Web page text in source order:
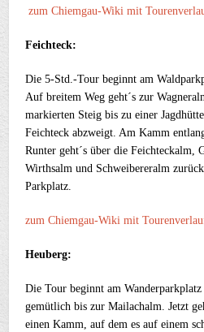
zum Chiemgau-Wiki mit
Feichteck:
Die 5-Std.-Tour beginnt am
Auf breitem Weg geht´s zur
markierten Steig bis zu einer
Feichteck abzweigt. Am Kamm
Runter geht´s über die Feichteckalm,
Wirthsalm und Schweibereralm
Parkplatz.
zum Chiemgau-Wiki mit
Heuberg:
Die Tour beginnt am
gemütlich bis zur Mailachalm. Jetzt
einen Kamm, auf dem es auf einem